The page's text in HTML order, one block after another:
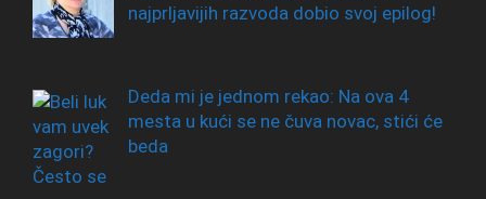
najprljavijih razvoda dobio svoj epilog!
Deda mi je jednom rekao: Na ova 4
mesta u kući se ne čuva novac, stići će
beda